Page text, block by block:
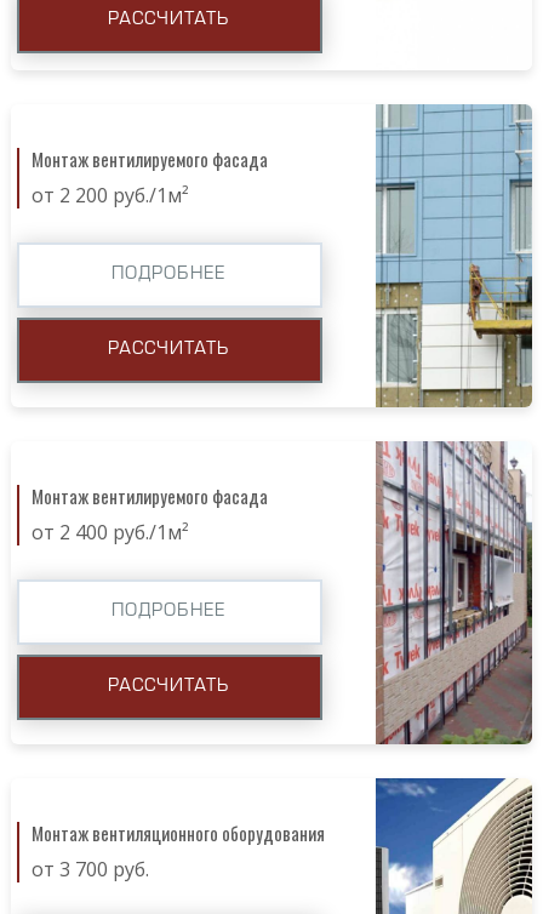
РАССЧИТАТЬ
Монтаж вентилируемого фасада
от 2 200 руб./1м²
ПОДРОБНЕЕ
РАССЧИТАТЬ
Монтаж вентилируемого фасада
от 2 400 руб./1м²
ПОДРОБНЕЕ
РАССЧИТАТЬ
Монтаж вентиляционного оборудования
от 3 700 руб.